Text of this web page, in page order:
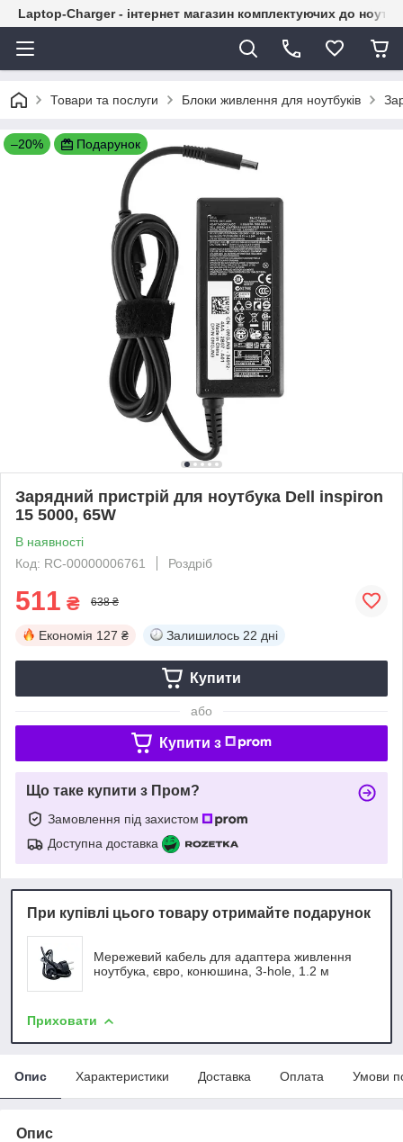
Laptop-Charger - інтернет магазин комплектуючих до
Товари та послуги Блоки живлення для ноутбуків
–20% Подарунок
Зарядний пристрій для ноутбука Dell inspiron
15 5000, 65W
В наявності
Код: RC-00000006761
Роздріб
511 ₴ 638 ₴
Економія 127 ₴ Залишилось 22 дні
Купити
або
Купити з
Що таке купити з Пром?
Замовлення під захистом
Доступна доставка
При купівлі цього товару отримайте подарунок
Мережевий кабель для адаптера живлення
ноутбука, євро, конюшина, 3-hole, 1.2 м
Приховати
Опис Характеристики Доставка Оплата Умови
Опис